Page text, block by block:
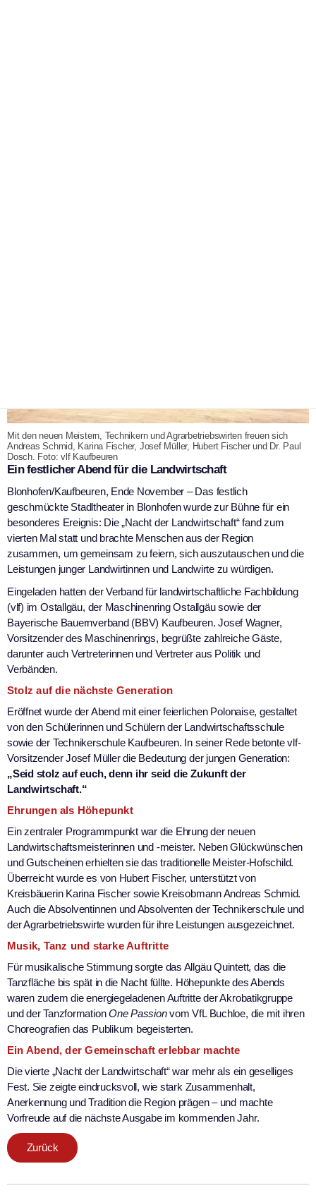
Mit den neuen Meistern, Technikern und Agrarbetriebswirten freuen sich
Andreas Schmid, Karina Fischer, Josef Müller, Hubert Fischer und Dr. Paul
Dosch. Foto: vlf Kaufbeuren
Ein festlicher Abend für die Landwirtschaft
Blonhofen/Kaufbeuren, Ende November – Das festlich
geschmückte Stadltheater in Blonhofen wurde zur Bühne für ein
besonderes Ereignis: Die „Nacht der Landwirtschaft“ fand zum
vierten Mal statt und brachte Menschen aus der Region
zusammen, um gemeinsam zu feiern, sich auszutauschen und die
Leistungen junger Landwirtinnen und Landwirte zu würdigen.
Eingeladen hatten der Verband für landwirtschaftliche Fachbildung
(vlf) im Ostallgäu, der Maschinenring Ostallgäu sowie der
Bayerische Bauernverband (BBV) Kaufbeuren. Josef Wagner,
Vorsitzender des Maschinenrings, begrüßte zahlreiche Gäste,
darunter auch Vertreterinnen und Vertreter aus Politik und
Verbänden.
Stolz auf die nächste Generation
Eröffnet wurde der Abend mit einer feierlichen Polonaise, gestaltet
von den Schülerinnen und Schülern der Landwirtschaftsschule
sowie der Technikerschule Kaufbeuren. In seiner Rede betonte vlf-
Vorsitzender Josef Müller die Bedeutung der jungen Generation:
„Seid stolz auf euch, denn ihr seid die Zukunft der
Landwirtschaft.“
Ehrungen als Höhepunkt
Ein zentraler Programmpunkt war die Ehrung der neuen
Landwirtschaftsmeisterinnen und -meister. Neben Glückwünschen
und Gutscheinen erhielten sie das traditionelle Meister-Hofschild.
Überreicht wurde es von Hubert Fischer, unterstützt von
Kreisbäuerin Karina Fischer sowie Kreisobmann Andreas Schmid.
Auch die Absolventinnen und Absolventen der Technikerschule und
der Agrarbetriebswirte wurden für ihre Leistungen ausgezeichnet.
Musik, Tanz und starke Auftritte
Für musikalische Stimmung sorgte das Allgäu Quintett, das die
Tanzfläche bis spät in die Nacht füllte. Höhepunkte des Abends
waren zudem die energiegeladenen Auftritte der Akrobatikgruppe
und der TanzformationOne Passionvom VfL Buchloe, die mit ihren
Choreografien das Publikum begeisterten.
Ein Abend, der Gemeinschaft erlebbar machte
Die vierte „Nacht der Landwirtschaft“ war mehr als ein geselliges
Fest. Sie zeigte eindrucksvoll, wie stark Zusammenhalt,
Anerkennung und Tradition die Region prägen – und machte
Vorfreude auf die nächste Ausgabe im kommenden Jahr.
Zurück